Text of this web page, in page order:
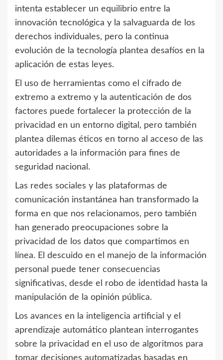
intenta establecer un equilibrio entre la
innovación tecnológica y la salvaguarda de los
derechos individuales, pero la continua
evolución de la tecnología plantea desafíos en la
aplicación de estas leyes.
El uso de herramientas como el cifrado de
extremo a extremo y la autenticación de dos
factores puede fortalecer la protección de la
privacidad en un entorno digital, pero también
plantea dilemas éticos en torno al acceso de las
autoridades a la información para fines de
seguridad nacional.
Las redes sociales y las plataformas de
comunicación instantánea han transformado la
forma en que nos relacionamos, pero también
han generado preocupaciones sobre la
privacidad de los datos que compartimos en
línea. El descuido en el manejo de la información
personal puede tener consecuencias
significativas, desde el robo de identidad hasta la
manipulación de la opinión pública.
Los avances en la inteligencia artificial y el
aprendizaje automático plantean interrogantes
sobre la privacidad en el uso de algoritmos para
tomar decisiones automatizadas basadas en